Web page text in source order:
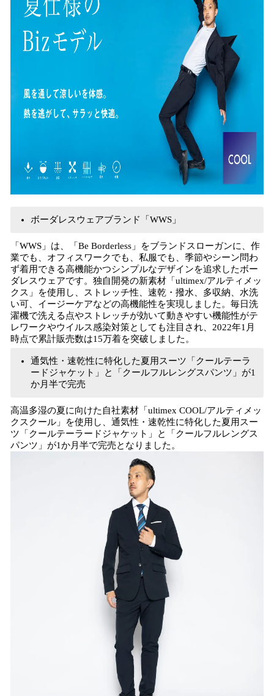
ボーダレスウェアブランド「WWS」
「WWS」は、「Be Borderless」をブランドスローガンに、作
業でも、オフィスワークでも、私服でも、季節やシーン問わ
ず着用できる高機能かつシンプルなデザインを追求したボー
ダレスウェアです。独自開発の新素材「ultimex/アルティメッ
クス」を使用し、ストレッチ性、速乾・撥水、多収納、水洗
い可、イージーケアなどの高機能性を実現しました。毎日洗
濯機で洗える点やストレッチが効いて動きやすい機能性がテ
レワークやウイルス感染対策としても注目され、2022年1月
時点で累計販売数は15万着を突破しました。
通気性・速乾性に特化した夏用スーツ「クールテーラ
ードジャケット」と「クールフルレングスパンツ」が1
か月半で完売
高温多湿の夏に向けた自社素材「ultimex COOL/アルティメッ
クスクール」を使用し、通気性・速乾性に特化した夏用スー
ツ「クールテーラードジャケット」と「クールフルレングス
パンツ」が1か月半で完売となりました。